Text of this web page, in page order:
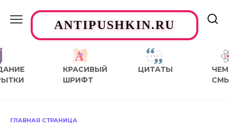
содержаниюANTIPUSHKIN.RU
КРАСИВЫЙ
ШРИФТ
ЦИТАТЫ
ЧЕМ
ГЛАВНАЯ СТРАНИЦА